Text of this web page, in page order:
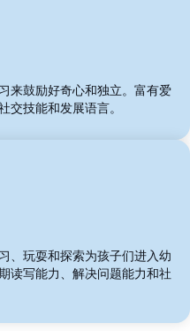
来鼓励好奇心和独立。富有爱
交技能和发展语言。
、玩耍和探索为孩子们进入幼
读写能力、解决问题能力和社